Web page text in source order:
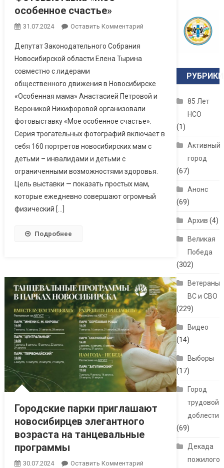
особенное счастье»
31.07.2024 Оставить Комментарий
Депутат Законодательного Собрания
Новосибирской области Елена Тырина
совместно с лидерами
общественного движения в Новосибирске
«Особенная мама» Анастасией Петровой и
Вероникой Никифоровой организовали
фотовыставку «Мое особенное счастье».
Серия трогательных фотографий включает в
себя 160 портретов новосибирских мам с
детьми – инвалидами и детьми с
ограниченными возможностями здоровья.
Цель выставки — показать простых мам,
которые ежедневно совершают огромный
физический […]
Подробнее
Городские парки приглашают
новосибирцев элегантного
возраста на танцевальные
программы
30.07.2024 Оставить Комментарий
РУБРИКИ
85 Лет
НСО
(1)
Активный
город
(67)
Анонс
(69)
Архив (4)
Великая
Победа
(302)
Ветераны
ВС и СВО
(229)
Видео
(14)
Выборы
(17)
Город
трудовой
доблести
(69)
Декада
пожилого